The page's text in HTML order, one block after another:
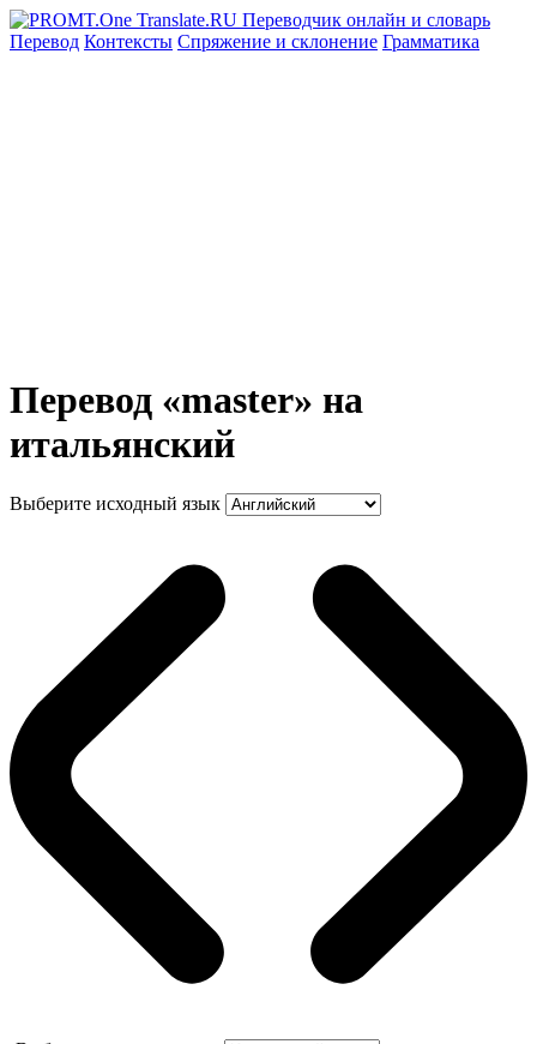
Перевод Контексты Спряжение и склонение Грамматика
Перевод «master» на
итальянский
Выберите исходный язык